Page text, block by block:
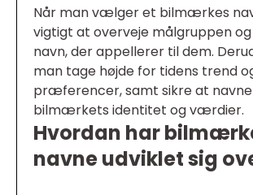
Når man vælger et bilmærkes
vigtigt at overveje målgruppen
navn, der appellerer til dem.
man tage højde for tidens trend
præferencer, samt sikre at
bilmærkets identitet og værdier.
Hvordan har
navne udviklet sig